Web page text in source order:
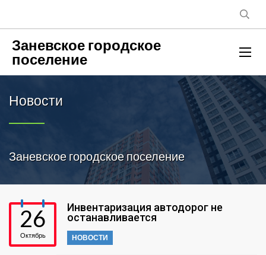
Заневское городское
поселение
Новости
Заневское городское поселение
26
Октябрь
Инвентаризация автодорог не
останавливается
НОВОСТИ